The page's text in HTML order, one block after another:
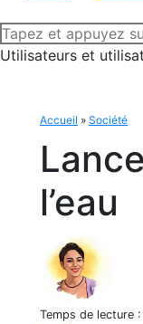
Recherche
:Utilisateurs et
Accueil » Société
l’eau
Temps de lecture :